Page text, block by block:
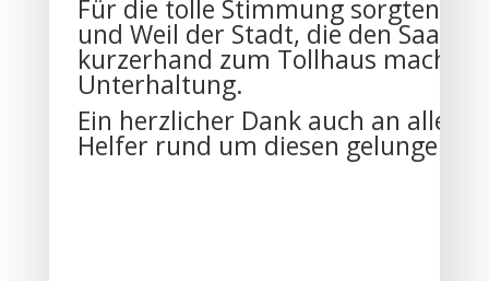
Für die tolle Stimmung sorgten
und Weil der Stadt, die den Saal
kurzerhand zum Tollhaus
Unterhaltung.
Ein herzlicher Dank auch an alle
Helfer rund um diesen gelungenen